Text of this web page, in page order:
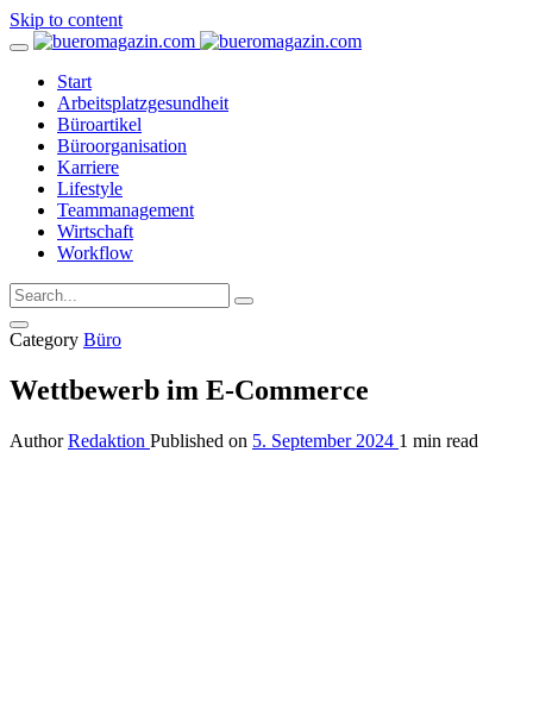
Skip to content
Start
Arbeitsplatzgesundheit
Büroartikel
Büroorganisation
Karriere
Lifestyle
Teammanagement
Wirtschaft
Workflow
Category Büro
Wettbewerb im E-Commerce
Author Redaktion Published on 5. September 2024 1 min read